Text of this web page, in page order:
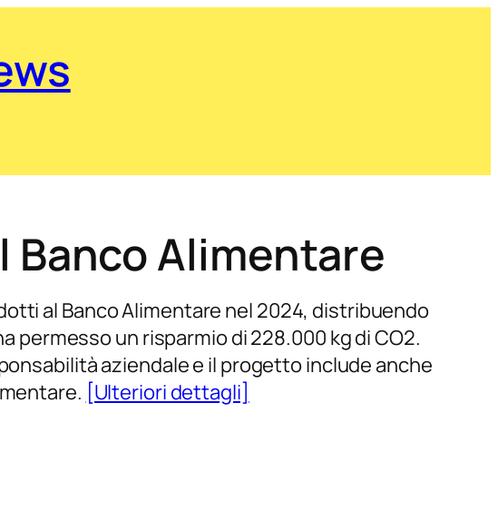
Banco Alimentare
al Banco Alimentare nel 2024, distribuendo
permesso un risparmio di 228.000 kg di CO2.
aziendale e il progetto include anche
[Ulteriori dettagli]